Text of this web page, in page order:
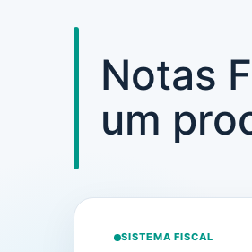
Notas
um
SISTEMA FISCAL